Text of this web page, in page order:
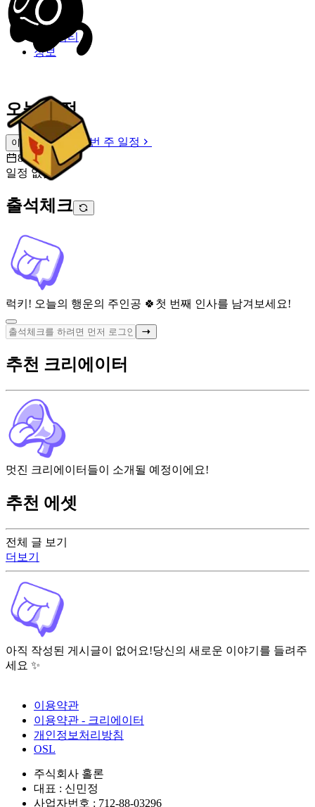
밐타운
피드
커뮤니티
정보
오늘 일정
이번 주 일정
이번 주 일정
8월 9일 [일]
일정 없음
출석체크
럭키! 오늘의 행운의 주인공 🍀 첫 번째 인사를 남겨보세요!
전체 글 보기
더보기
아직 작성된 게시글이 없어요!당신의 새로운 이야기를 들려주
세요 ✨
추천 크리에이터
멋진 크리에이터들이 소개될 예정이에요!
추천 에셋
이용약관
이용약관 - 크리에이터
개인정보처리방침
OSL
주식회사 홀론
대표 : 신민정
사업자번호 : 712-88-03296